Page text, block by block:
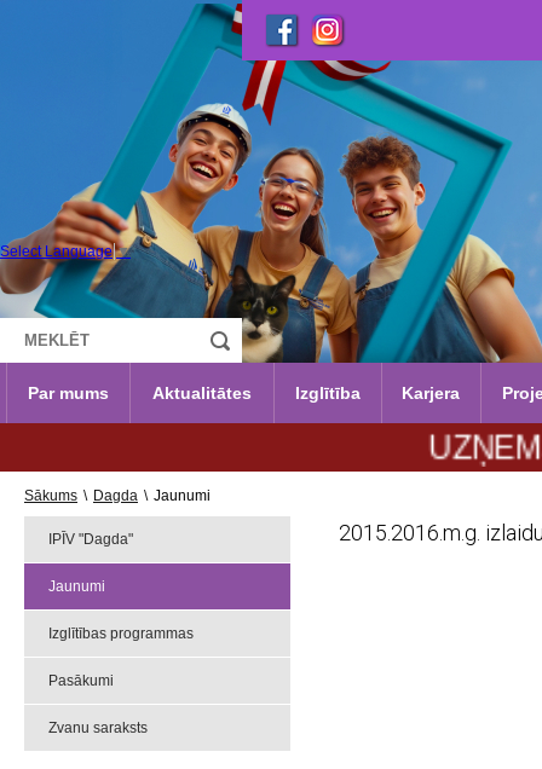
Select Language ▼
Par mums Aktualitātes Izglītība Karjera
Sākums \ Dagda \ Jaunumi
IPĪV "Dagda"
Jaunumi
Izglītības programmas
Pasākumi
Zvanu saraksts
2015.2016.m.g.